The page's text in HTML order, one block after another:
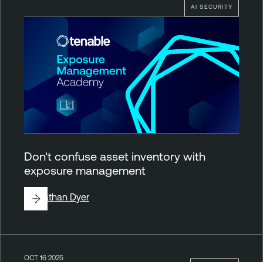
AI SECURITY
Don't confuse asset inventory with
exposure management
ByNathan Dyer
OCT 16 2025